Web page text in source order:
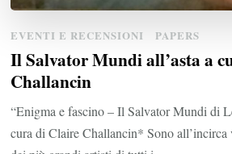
EVENTI E RECENSIONI PAPERS
Il Salvator Mundi all’asta a
Challancin
“Enigma e fascino – Il Salvator Mundi di
cura di Claire Challancin* Sono